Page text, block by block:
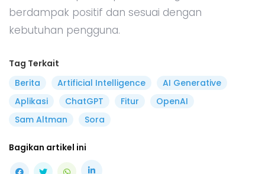
berdampak positif dan sesuai dengan
kebutuhan pengguna.
Tag Terkait
Berita
Artificial Intelligence
AI Generative
Aplikasi
ChatGPT Fitur
OpenAI
Sam Altman
Sora
Bagikan artikel ini